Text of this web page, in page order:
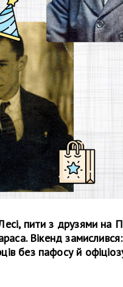
пити з друзями на
Вікенд
без пафосу й